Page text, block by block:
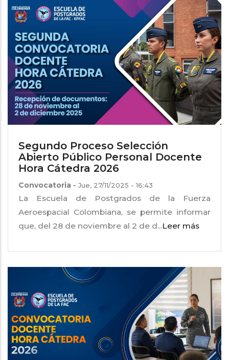
Segundo Proceso Selección
Abierto Público Personal Docente
Hora Cátedra 2026
Convocatoria -Jue, 27/11/2025 - 16:43
La Escuela de Postgrados de la Fuerza
Aeroespacial Colombiana, se permite informar
que, del 28 de noviembre al 2 de d...Leer más